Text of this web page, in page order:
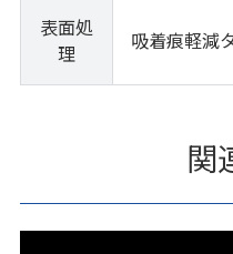
表面処
理
吸着痕軽減
関